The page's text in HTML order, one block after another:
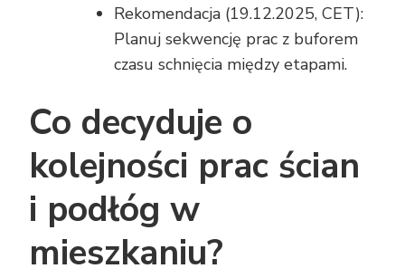
Rekomendacja (19.12.2025, CET):
Planuj sekwencję prac z buforem
czasu schnięcia między etapami.
Co decyduje o
kolejności prac ścian
i podłóg w
mieszkaniu?